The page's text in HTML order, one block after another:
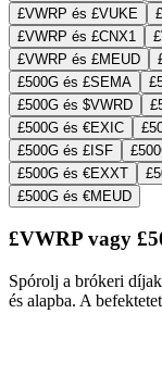
£VWRP és £VUKE
£VWRP és £CNX1
£VWRP és £MEUD
£500G és £SEMA
£500G és $VWRD
£500G és €EXIC
£500G és £ISF
£500G és €EXXT
£500G és €MEUD
£VWRP vagy
Spórolj a brókeri
és alapba. A